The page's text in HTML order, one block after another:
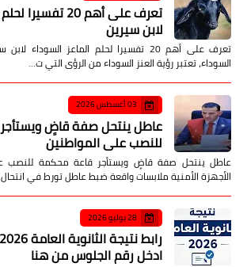
تعرف على أهم 20
لابن سيرين
تعرف على أهم 20 تفسيرا لحلم الماعز
السوداء، تعتبر رؤية العنز السوداء من الرؤى التي ت…
03 أغسطس 2026
عاطل ينتحل صفة قاضٍ
للنصب على المواطنين
عاطل ينتحل صفة قاضٍ ويستأجر قاعة محكمة للنصب
الأجهزة الأمنية ملابسات واقعة ضبط عاطل تورط في
28 يوليو 2026
ادخل رقم الجلوس من هنا